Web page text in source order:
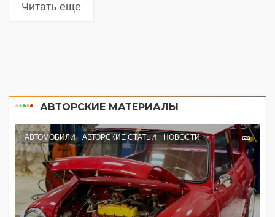
Читать еще
АВТОРСКИЕ МАТЕРИАЛЫ
АВТОМОБИЛИ АВТОРСКИЕ СТАТЬИ НОВОСТИ